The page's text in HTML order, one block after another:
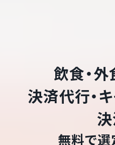
飲食・外
決済代行・
無料で選